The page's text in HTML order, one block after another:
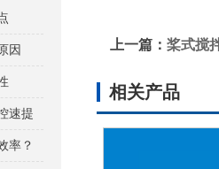
因
速提
率？
上一篇： 桨式搅
相关产品